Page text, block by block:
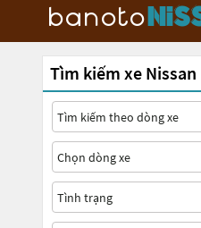
Tìm kiếm xe Nissan